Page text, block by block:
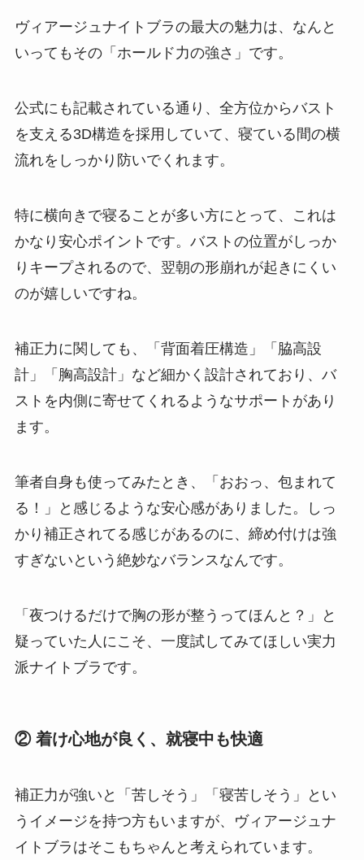
ヴィアージュナイトブラの最大の魅力は、なんと
いってもその「ホールド力の強さ」です。
公式にも記載されている通り、全方位からバスト
を支える3D構造を採用していて、寝ている間の横
流れをしっかり防いでくれます。
特に横向きで寝ることが多い方にとって、これは
かなり安心ポイントです。バストの位置がしっか
りキープされるので、翌朝の形崩れが起きにくい
のが嬉しいですね。
補正力に関しても、「背面着圧構造」「脇高設
計」「胸高設計」など細かく設計されており、バ
ストを内側に寄せてくれるようなサポートがあり
ます。
筆者自身も使ってみたとき、「おおっ、包まれて
る！」と感じるような安心感がありました。しっ
かり補正されてる感じがあるのに、締め付けは強
すぎないという絶妙なバランスなんです。
「夜つけるだけで胸の形が整うってほんと？」と
疑っていた人にこそ、一度試してみてほしい実力
派ナイトブラです。
② 着け心地が良く、就寝中も快適
補正力が強いと「苦しそう」「寝苦しそう」とい
うイメージを持つ方もいますが、ヴィアージュナ
イトブラはそこもちゃんと考えられています。